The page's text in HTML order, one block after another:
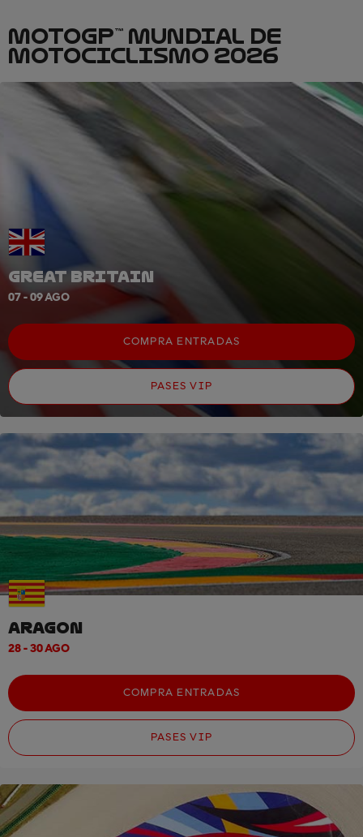
MOTOGP™ MUNDIAL DE
MOTOCICLISMO 2026
GREAT BRITAIN
07 - 09 AGO
COMPRA ENTRADAS
PASES VIP
ARAGON
28 - 30 AGO
COMPRA ENTRADAS
PASES VIP